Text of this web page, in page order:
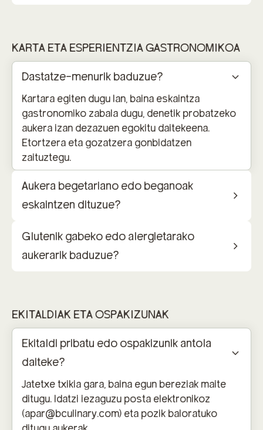
KARTA ETA ESPERIENTZIA GASTRONOMIKOA
Dastatze-menurik baduzue?
Kartara egiten dugu lan, baina eskaintza
gastronomiko zabala dugu, denetik probatzeko
aukera izan dezazuen egokitu daitekeena.
Etortzera eta gozatzera gonbidatzen
zaituztegu.
Aukera begetariano edo beganoak
eskaintzen dituzue?
Glutenik gabeko edo alergietarako
aukerarik baduzue?
EKITALDIAK ETA OSPAKIZUNAK
Ekitaldi pribatu edo ospakizunik antola
daiteke?
Jatetxe txikia gara, baina egun bereziak maite
ditugu. Idatzi iezaguzu posta elektronikoz
(apar@bculinary.com) eta pozik baloratuko